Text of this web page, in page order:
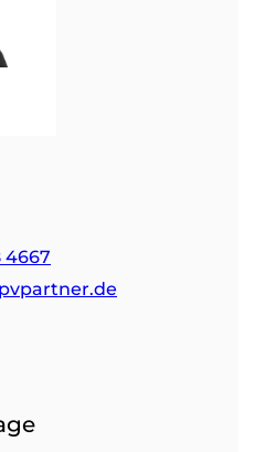
4667